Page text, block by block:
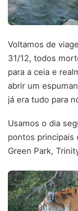
Voltamos de
31/12, todos
para a ceia e
abrir um
já era tudo para
Usamos o dia
pontos principais
Green Park,